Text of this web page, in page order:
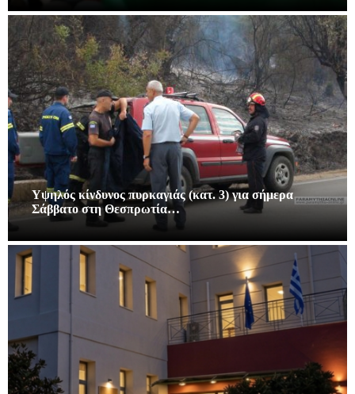
Υψηλός κίνδυνος πυρκαγιάς (κατ. 3) για σήμερα
Σάββατο στη Θεσπρωτία…